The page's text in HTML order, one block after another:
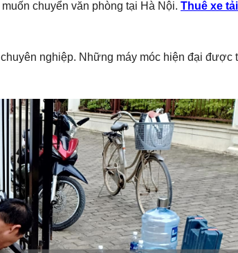
chuyển văn phòng tại Hà Nội. Thuê xe
nghiệp. Những máy móc hiện đại được